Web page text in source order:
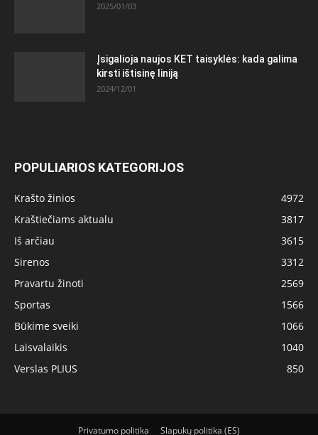
2025/01/03
Įsigalioja naujos KET taisyklės: kada galima
kirsti ištisinę liniją
2024/12/01
POPULIARIOS KATEGORIJOS
Krašto žinios
4972
Kraštiečiams aktualu
3817
Iš arčiau
3615
Sirenos
3312
Pravartu žinoti
2569
Sportas
1566
Būkime sveiki
1066
Laisvalaikis
1040
Verslas PLIUS
850
Privatumo politika Slapukų politika (ES)